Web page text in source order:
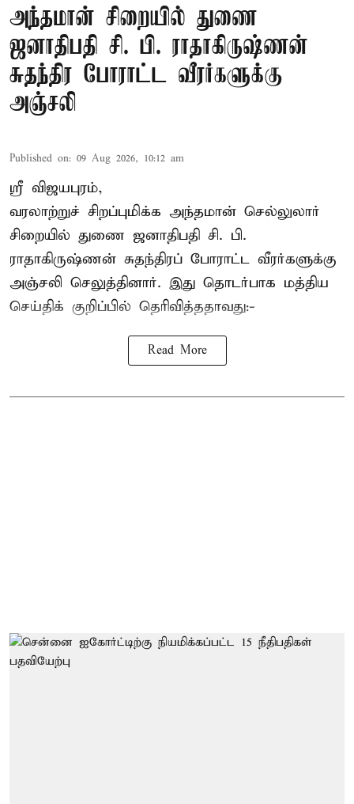
அந்தமான் சிறையில் துணை
ஜனாதிபதி சி. பி. ராதாகிருஷ்ணன்
சுதந்திர போராட்ட வீரர்களுக்கு
அஞ்சலி
Published on: 09 Aug 2026, 10:12 am
ஸ்ரீ விஜயபுரம்,
வரலாற்றுச் சிறப்புமிக்க அந்தமான் செல்லுலார்
சிறையில் துணை ஜனாதிபதி சி. பி.
ராதாகிருஷ்ணன் சுதந்திரப் போராட்ட வீரர்களுக்கு
அஞ்சலி செலுத்தினார். இது தொடர்பாக மத்திய
செய்திக் குறிப்பில் தெரிவித்ததாவது:-
Read More